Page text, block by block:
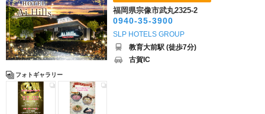
フォトギャラリー
福岡県宗像市武丸2325-2
0940-35-3900
SLP HOTELS GROUP
教育大前駅 (徒歩7分)
古賀IC